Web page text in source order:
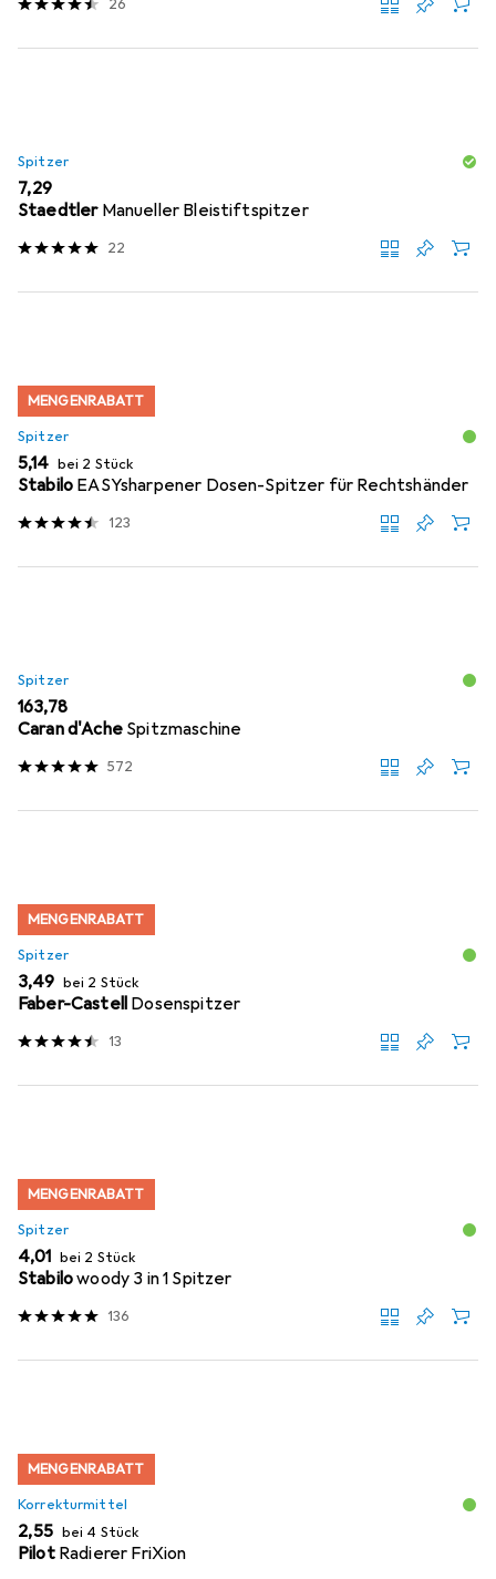
26
Spitzer
EUR
7,29
Staedtler Manueller Bleistiftspitzer
22
MENGENRABATT
Spitzer
EUR
5,14 bei 2 Stück
Stabilo EASYsharpener Dosen-Spitzer für Rechtshänder
123
Spitzer
EUR
163,78
Caran d'Ache Spitzmaschine
572
MENGENRABATT
Spitzer
EUR
3,49 bei 2 Stück
Faber-Castell Dosenspitzer
13
MENGENRABATT
Spitzer
EUR
4,01 bei 2 Stück
Stabilowoody 3 in 1 Spitzer
136
MENGENRABATT
Korrekturmittel
EUR
2,55 bei 4 Stück
Pilot Radierer FriXion